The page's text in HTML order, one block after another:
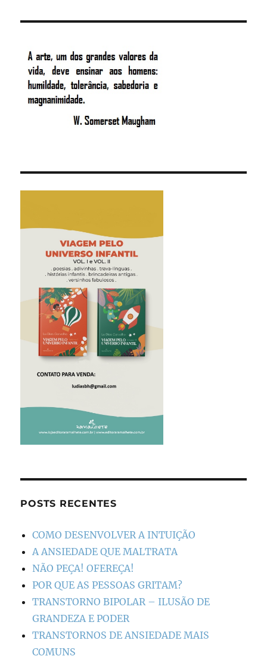
POSTS RECENTES
COMO DESENVOLVER A INTUIÇÃO
A ANSIEDADE QUE MALTRATA
NÃO PEÇA! OFEREÇA!
POR QUE AS PESSOAS GRITAM?
TRANSTORNO BIPOLAR – ILUSÃO DE
GRANDEZA E PODER
TRANSTORNOS DE ANSIEDADE MAIS
COMUNS